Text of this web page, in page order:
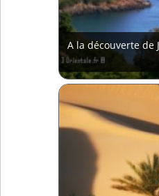
A la découverte de